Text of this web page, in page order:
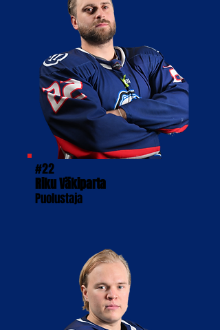
#22
Riku Väkiparta
Puolustaja